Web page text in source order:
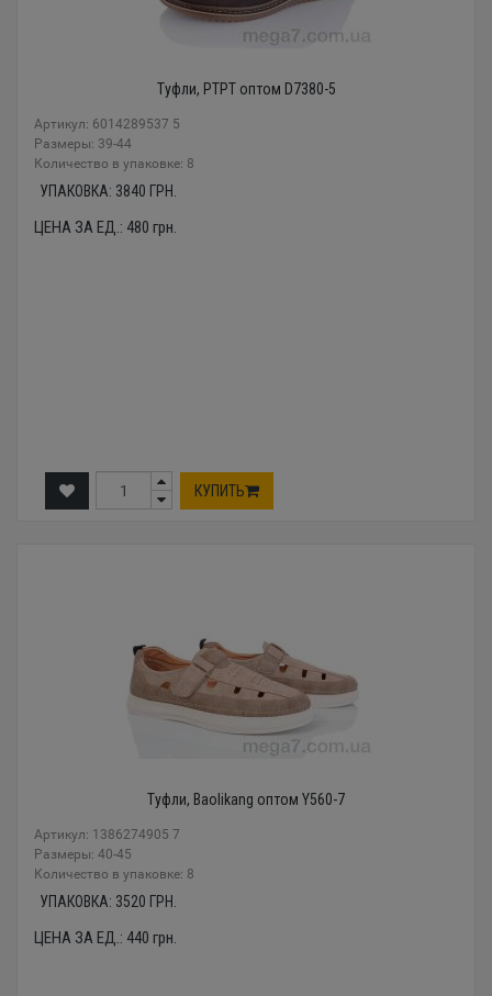
Туфли, PTPT оптом D7380-5
Артикул: 6014289537 5
Размеры: 39-44
Количество в упаковке: 8
УПАКОВКА: 3840 ГРН.
ЦЕНА ЗА ЕД.: 480 грн.
КУПИТЬ
Туфли, Baolikang оптом Y560-7
Артикул: 1386274905 7
Размеры: 40-45
Количество в упаковке: 8
УПАКОВКА: 3520 ГРН.
ЦЕНА ЗА ЕД.: 440 грн.